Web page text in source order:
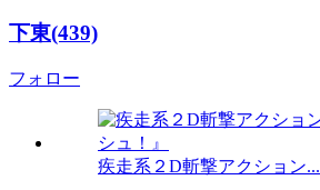
下東(439)
フォロー
疾走系２D斬撃アクション...